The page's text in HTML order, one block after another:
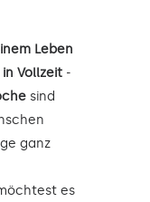
Leben
Vollzeit -
sind
ganz
es